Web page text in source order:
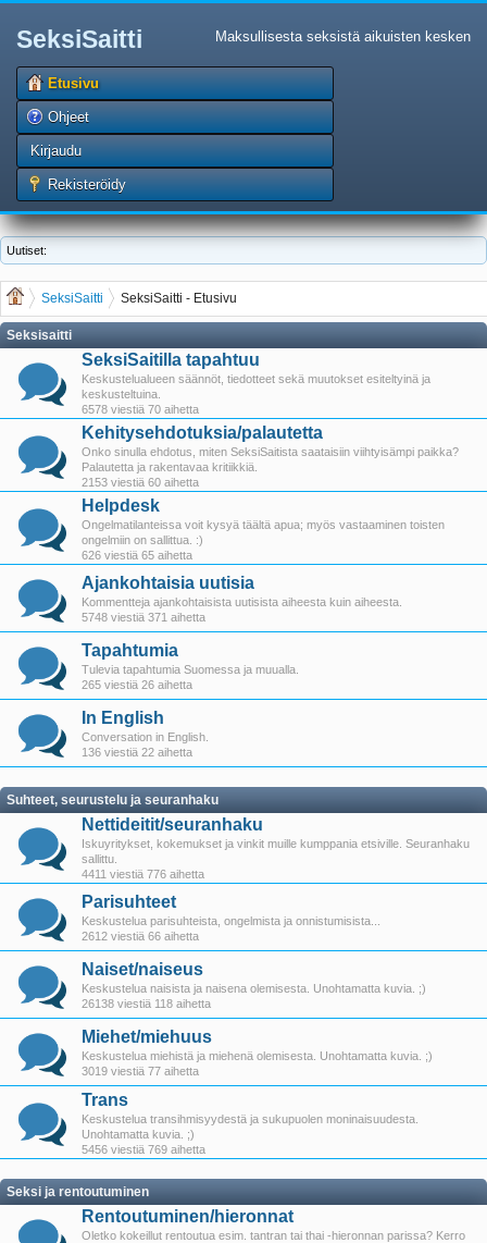
SeksiSaitti Maksullisesta seksistä aikuisten kesken
Etusivu
Ohjeet
Kirjaudu
Rekisteröidy
Uutiset:
SeksiSaitti SeksiSaitti - Etusivu
Seksisaitti
SeksiSaitilla tapahtuu
Keskustelualueen säännöt, tiedotteet sekä muutokset esiteltyinä ja
keskusteltuina.
6578 viestiä 70 aihetta
Kehitysehdotuksia/palautetta
Onko sinulla ehdotus, miten SeksiSaitista saataisiin viihtyisämpi paikka?
Palautetta ja rakentavaa kritiikkiä.
2153 viestiä 60 aihetta
Helpdesk
Ongelmatilanteissa voit kysyä täältä apua; myös vastaaminen toisten
ongelmiin on sallittua. :)
626 viestiä 65 aihetta
Ajankohtaisia uutisia
Kommentteja ajankohtaisista uutisista aiheesta kuin aiheesta.
5748 viestiä 371 aihetta
Tapahtumia
Tulevia tapahtumia Suomessa ja muualla.
265 viestiä 26 aihetta
In English
Conversation in English.
136 viestiä 22 aihetta
Suhteet, seurustelu ja seuranhaku
Nettideitit/seuranhaku
Iskuyritykset, kokemukset ja vinkit muille kumppania etsiville. Seuranhaku
sallittu.
4411 viestiä 776 aihetta
Parisuhteet
Keskustelua parisuhteista, ongelmista ja onnistumisista...
2612 viestiä 66 aihetta
Naiset/naiseus
Keskustelua naisista ja naisena olemisesta. Unohtamatta kuvia. ;)
26138 viestiä 118 aihetta
Miehet/miehuus
Keskustelua miehistä ja miehenä olemisesta. Unohtamatta kuvia. ;)
3019 viestiä 77 aihetta
Trans
Keskustelua transihmisyydestä ja sukupuolen moninaisuudesta.
Unohtamatta kuvia. ;)
5456 viestiä 769 aihetta
Seksi ja rentoutuminen
Rentoutuminen/hieronnat
Oletko kokeillut rentoutua esim. tantran tai thai -hieronnan parissa? Kerro